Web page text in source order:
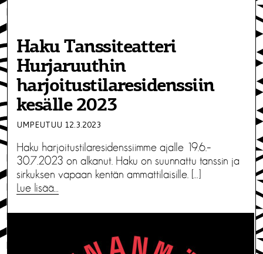
Haku Tanssiteatteri
Hurjaruuthin
harjoitustilaresidenssiin
kesälle 2023
UMPEUTUU 12.3.2023
Haku harjoitustilaresidenssiimme ajalle 19.6.–
30.7.2023 on alkanut. Haku on suunnattu tanssin ja
sirkuksen vapaan kentän ammattilaisille. […]
Lue lisää…